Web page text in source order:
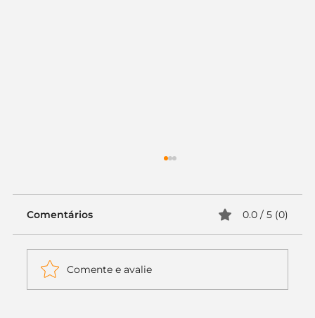
Comentários 0.0 / 5 (0)
Comente e avalie